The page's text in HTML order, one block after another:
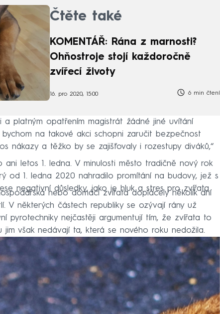
Čtěte také
KOMENTÁŘ: Rána z marnosti?
Ohňostroje stojí každoročně
zvířecí životy
16. pro 2020, 15:00 6 min čtení
a platným opatřením magistrát žádné jiné uvítání
na takové akci schopni zaručit bezpečnost
nákazy a těžko by se zajišťovaly i rozestupy diváků,“
letos 1. ledna. V minulosti město tradičně nový rok
od 1. ledna 2020 nahradilo promítání na budovy, jež s
negativní důsledky, jako je hluk a stres pro zvířata.
nebo domácí zvířata doplácely několik dní
V některých částech republiky se ozývají rány už
pyrotechniky nejčastěji argumentují tím, že zvířata to
však nedávají ta, která se nového roku nedožila.